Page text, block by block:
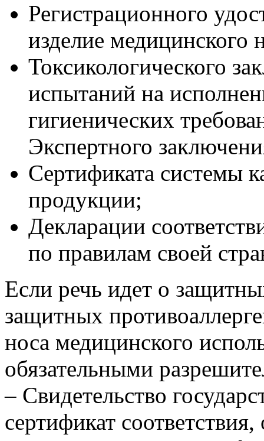
Регистрационного
изделие медицинского
Токсикологического
испытаний на
гигиенических
Экспертного
Сертификата системы
продукции;
Декларации
по правилам своей
Если речь идет о
защитных
носа медицинского
обязательными
– Свидетельство
сертификат